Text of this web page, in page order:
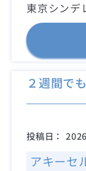
東京シンデ
２週間で
投稿日：
アキーセ